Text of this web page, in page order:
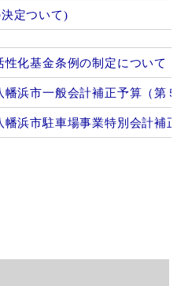
ついて)
性化基金条例の制定について
幡浜市一般会計補正予算（第
幡浜市駐車場事業特別会計補